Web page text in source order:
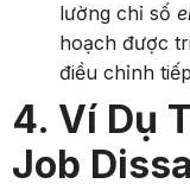
lường chỉ số
hoạch được
điều chỉnh
4. Ví Dụ
Job